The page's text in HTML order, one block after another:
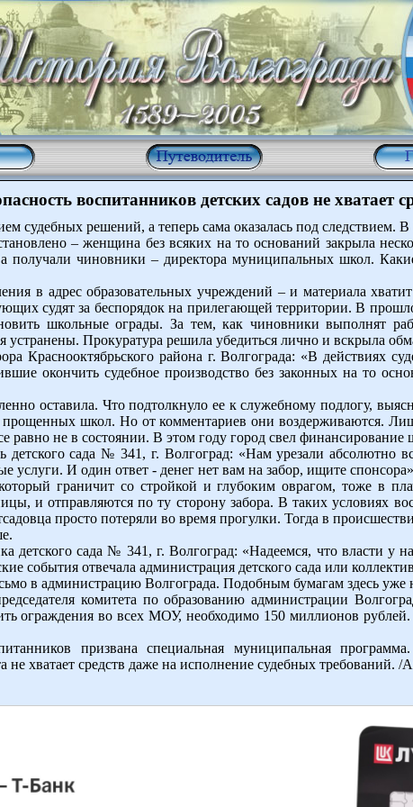
воспитанников детских садов не хватает
судебных решений, а теперь сама оказалась под следствием.
– женщина без всяких на то оснований закрыла
получали чиновники – директора муниципальных школ.
в адрес образовательных учреждений – и материала
судят за беспорядок на прилегающей территории. В
школьные ограды. За тем, как чиновники выполнят
устранены. Прокуратура решила убедиться лично и вскрыла
Краснооктябрьского района г. Волгограда: «В действиях
окончить судебное производство без законных на то
оставила. Что подтолкнуло ее к служебному подлогу,
школ. Но от комментариев они воздерживаются.
равно не в состоянии. В этом году город свел
детского сада № 341, г. Волгоград: «Нам урезали абсолютно
услуги. И один ответ - денег нет вам на забор, ищите
граничит со стройкой и глубоким оврагом, тоже в
и отправляются по ту сторону забора. В таких условиях
просто потеряли во время прогулки. Тогда в
детского сада № 341, г. Волгоград: «Надеемся, что власти у
события отвечала администрация детского сада или
в администрацию Волгограда. Подобным бумагам здесь уже
комитета по образованию администрации
ограждения во всех МОУ, необходимо 150 миллионов
призвана специальная муниципальная
не хватает средств даже на исполнение судебных требований.